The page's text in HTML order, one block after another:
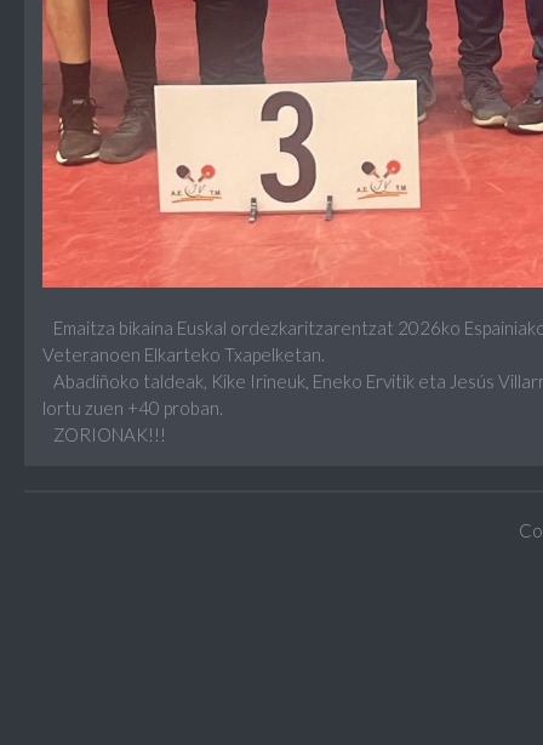
Emaitza bikaina Euskal ordezkaritzarentzat 2026ko
Veteranoen Elkarteko Txapelketan.
Abadiñoko taldeak, Kike Irineuk, Eneko Ervitik eta Jesús
lortu zuen +40 proban.
ZORIONAK!!!